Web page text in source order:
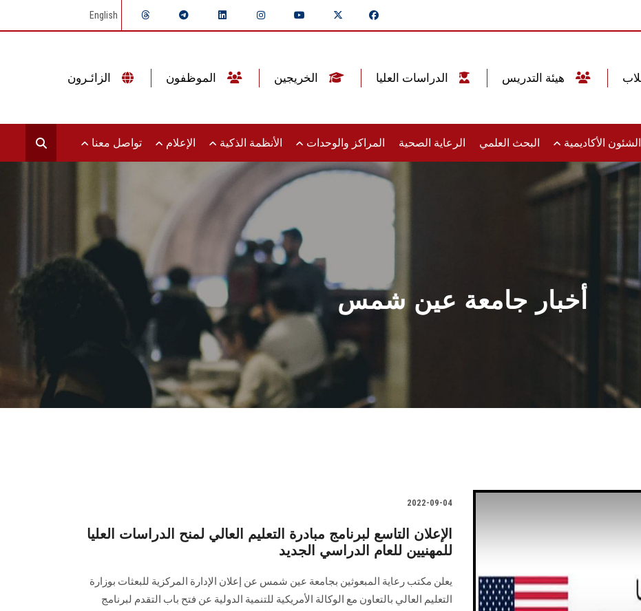
English
الشئون الأكاديمية البحث العلمي الرعاية الصحية المراكز والوحدات الأنظمة الذكية الإعلام تواصل معنا
أخبار جامعة عين شمس
2022-09-04
اﻹﻋﻼن التاسع لبرنامج مبادرة التعليم العالي لمنح الدراسات العليا
للمهنيين ﻟﻠﻌﺎم الدراسي الجديد
يعلن مكتب رعاية المبعوثين بجامعة عين شمس عن إعلان اﻹدارة اﻟﻤﺮﻛﺰﯾﺔ ﻟﻠﺒﻌﺜﺎت ﺑﻮزارة
اﻟﺘﻌﻠﯿﻢ اﻟﻌﺎﻟﻲ ﺑﺎﻟﺘﻌﺎون ﻣﻊ اﻟﻮﻛﺎﻟﺔ اﻷﻣﺮﯾﻜﯿﺔ للتنمية اﻟﺪوﻟﯿﺔ ﻋﻦ ﻓﺘﺢ ﺑﺎب اﻟﺘﻘﺪم ﻟﺒﺮﻧﺎﻣﺞ